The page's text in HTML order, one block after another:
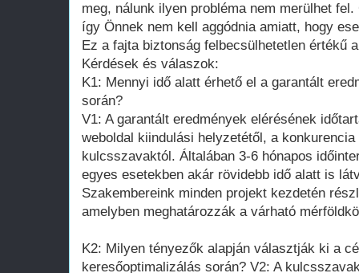
meg, nálunk ilyen probléma nem merülhet
így Önnek nem kell aggódnia amiatt, hogy
Ez a fajta biztonság felbecsülhetetlen értékű
Kérdések és válaszok:
K1: Mennyi idő alatt érhető el a garantált
során?
V1: A garantált eredmények elérésének
weboldal kiindulási helyzetétől, a
kulcsszavaktól. Általában 3-6 hónapos
egyes esetekben akár rövidebb idő alatt is
Szakembereink minden projekt kezdetén
amelyben meghatározzák a várható
K2: Milyen tényezők alapján választják ki a
keresőoptimalizálás során? V2: A